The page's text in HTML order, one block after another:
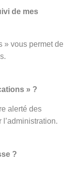
de mes
» vous permet de
» ?
alerté des
?